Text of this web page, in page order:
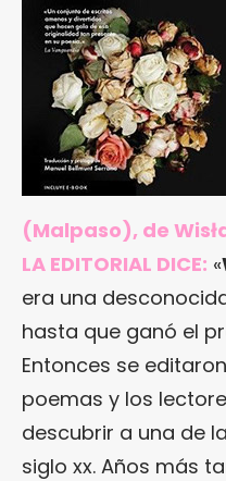
(Malpaso), de
LA EDITORIAL DICE: «
era una
hasta que ganó el
Entonces se
poemas y los
descubrir a una de
siglo xx. Años más